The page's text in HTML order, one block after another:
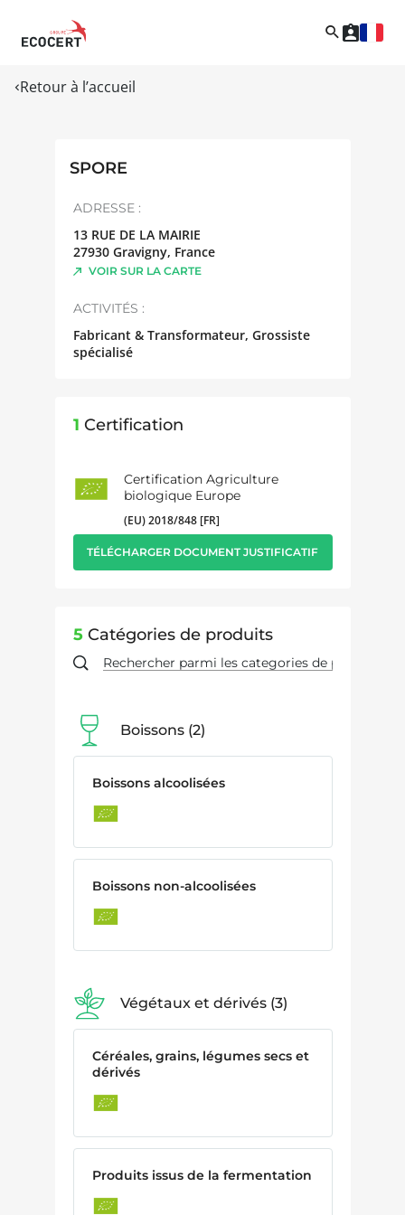
Retour à l’accueil
SPORE
ADRESSE :
13 RUE DE LA MAIRIE
27930 Gravigny, France
VOIR SUR LA CARTE
ACTIVITÉS :
Fabricant & Transformateur, Grossiste
spécialisé
1 Certification
Certification Agriculture
biologique Europe
(EU) 2018/848 [FR]
TÉLÉCHARGER DOCUMENT JUSTIFICATIF
5Catégories de produits
Boissons 2
Boissons alcoolisées
Boissons non-alcoolisées
Végétaux et dérivés 3
Céréales, grains, légumes secs et
dérivés
Produits issus de la fermentation